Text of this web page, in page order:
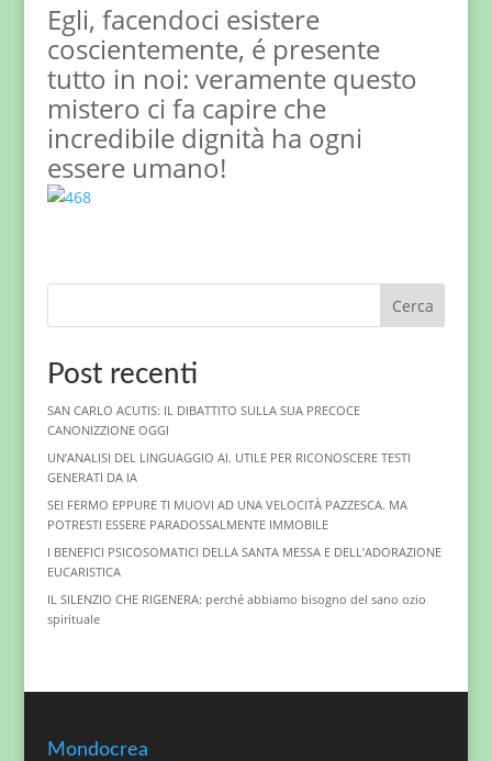
Egli, facendoci esistere
coscientemente, é presente
tutto in noi: veramente questo
mistero ci fa capire che
incredibile dignità ha ogni
essere umano!
Cerca
Post recenti
SAN CARLO ACUTIS: IL DIBATTITO SULLA SUA PRECOCE
CANONIZZIONE OGGI
UN’ANALISI DEL LINGUAGGIO AI. UTILE PER RICONOSCERE TESTI
GENERATI DA IA
SEI FERMO EPPURE TI MUOVI AD UNA VELOCITÀ PAZZESCA. MA
POTRESTI ESSERE PARADOSSALMENTE IMMOBILE
I BENEFICI PSICOSOMATICI DELLA SANTA MESSA E DELL’ADORAZIONE
EUCARISTICA
IL SILENZIO CHE RIGENERA: perché abbiamo bisogno del sano ozio
spirituale
Mondocrea